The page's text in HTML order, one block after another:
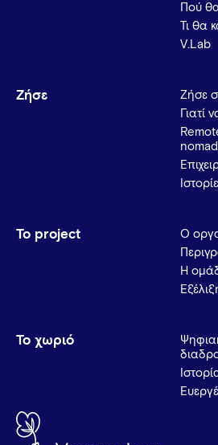
Πού
Τι θα
V.Lab
Ζήσε
Ζήσε
Γιατί
Το project
Ο
Η
Το χωριό